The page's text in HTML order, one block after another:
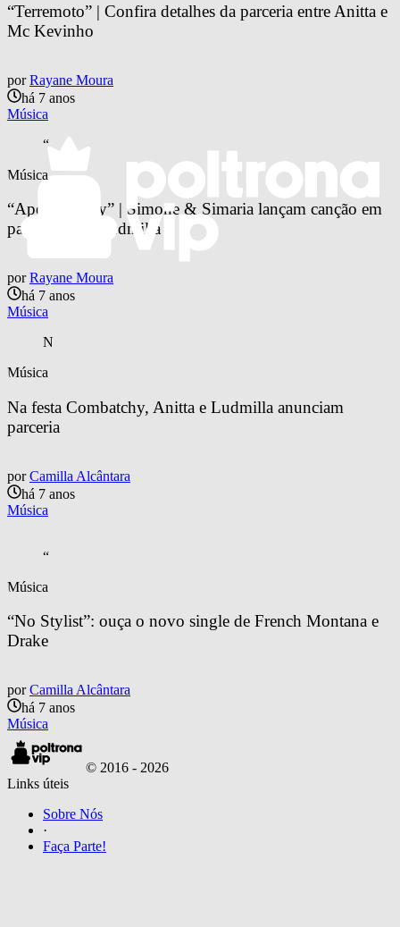
“Terremoto” | Confira detalhes da parceria entre Anitta e
Mc Kevinho
por Rayane Moura
há 7 anos
Música
“
Música
“Aperte o play” | Simone & Simaria lançam canção em
parceria com Ludmilla
por Rayane Moura
há 7 anos
Música
N
Música
Na festa Combatchy, Anitta e Ludmilla anunciam
parceria
por Camilla Alcântara
há 7 anos
Música
“
Música
“No Stylist”: ouça o novo single de French Montana e
Drake
por Camilla Alcântara
há 7 anos
Música
© 2016 - 2026
Links úteis
Sobre Nós
·
Faça Parte!